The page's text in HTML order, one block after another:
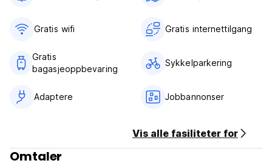
Gratis wifi‎ Gratis internettilgang
Gratis
bagasjeoppbevaring
Sykkelparkering
Adaptere Jobbannonser
Vis alle fasiliteter for
Omtaler